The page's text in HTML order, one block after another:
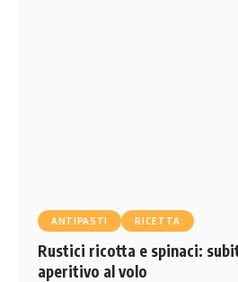
ANTIPASTI RICETTA
Rustici ricotta e spinaci:
aperitivo al volo